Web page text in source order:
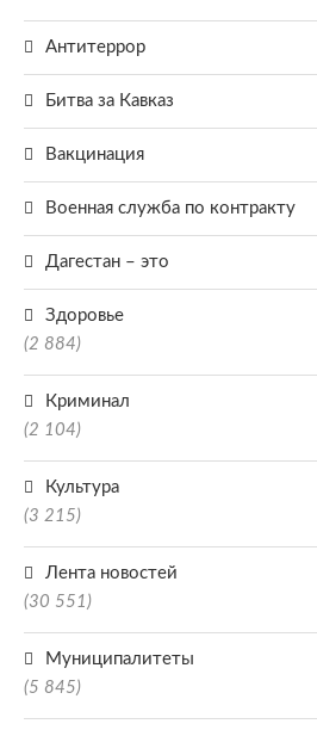
Антитеррор
Битва за Кавказ
Вакцинация
Военная служба по контракту
Дагестан – это
Здоровье
(2 884)
Криминал
(2 104)
Культура
(3 215)
Лента новостей
(30 551)
Муниципалитеты
(5 845)